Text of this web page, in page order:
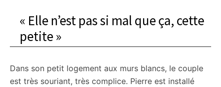
« Elle n’est pas si mal que ça, cette
petite »
Dans son petit logement aux murs blancs, le couple
est très souriant, très complice. Pierre est installé